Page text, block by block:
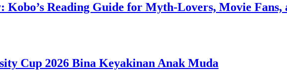
Kobo’s Reading Guide for Myth-Lovers, Movie Fans,
Cup 2026 Bina Keyakinan Anak Muda